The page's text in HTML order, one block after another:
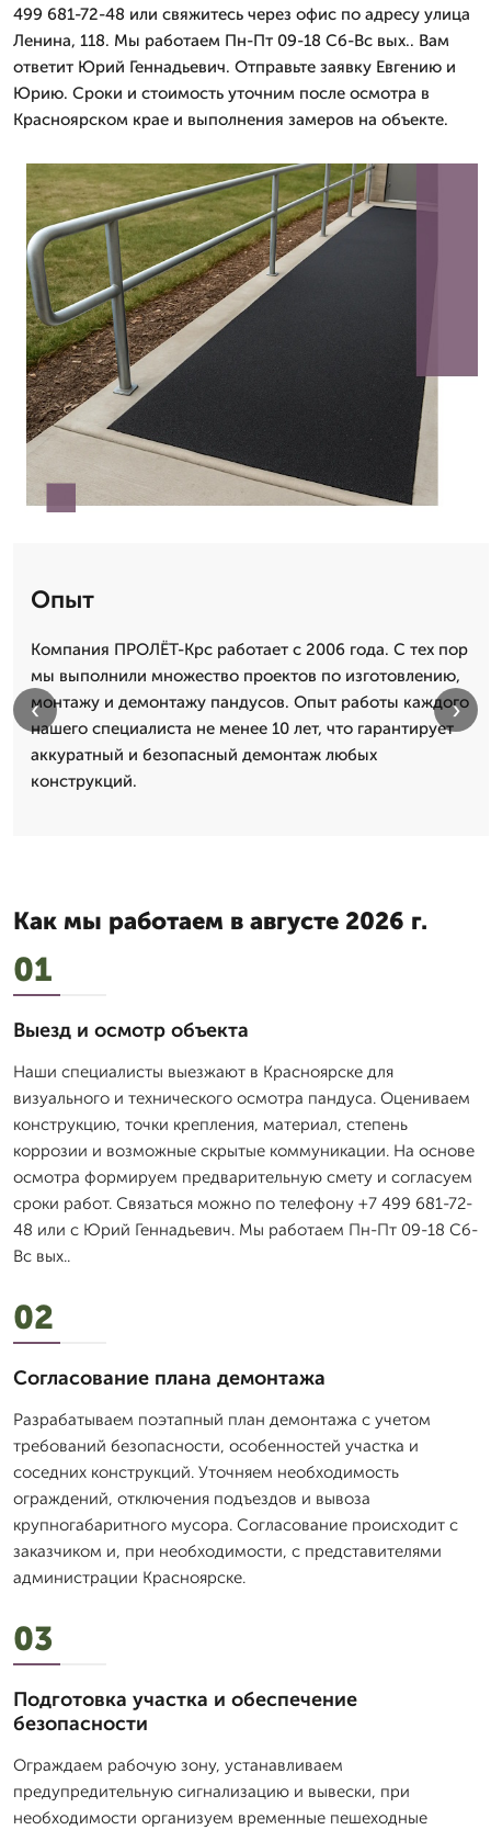
499 681-72-48 или свяжитесь через офис по адресу улица
Ленина, 118. Мы работаем Пн-Пт 09-18 Сб-Вс вых.. Вам
ответит Юрий Геннадьевич. Отправьте заявку Евгению и
Юрию. Сроки и стоимость уточним после осмотра в
Красноярском крае и выполнения замеров на объекте.
Опыт
Компания ПРОЛЁТ-Крс работает с 2006 года. С тех пор
мы выполнили множество проектов по изготовлению,
монтажу и демонтажу пандусов. Опыт работы каждого
нашего специалиста не менее 10 лет, что гарантирует
аккуратный и безопасный демонтаж любых
конструкций.
‹ ›
Как мы работаем в августе 2026 г.
01
Выезд и осмотр объекта
Наши специалисты выезжают в Красноярске для
визуального и технического осмотра пандуса. Оцениваем
конструкцию, точки крепления, материал, степень
коррозии и возможные скрытые коммуникации. На основе
осмотра формируем предварительную смету и согласуем
сроки работ. Связаться можно по телефону +7 499 681-72-
48 или с Юрий Геннадьевич. Мы работаем Пн-Пт 09-18 Сб-
Вс вых..
02
Согласование плана демонтажа
Разрабатываем поэтапный план демонтажа с учетом
требований безопасности, особенностей участка и
соседних конструкций. Уточняем необходимость
ограждений, отключения подъездов и вывоза
крупногабаритного мусора. Согласование происходит с
заказчиком и, при необходимости, с представителями
администрации Красноярске.
03
Подготовка участка и обеспечение
безопасности
Ограждаем рабочую зону, устанавливаем
предупредительную сигнализацию и вывески, при
необходимости организуем временные пешеходные